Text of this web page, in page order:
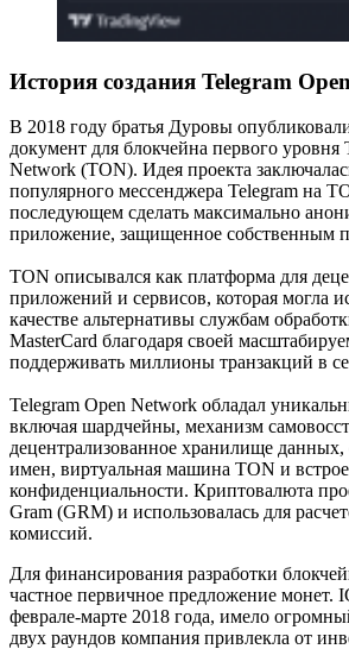
История создания Telegram
В 2018 году братья Дуровы
документ для блокчейна первого уровня
Network (TON). Идея проекта
популярного мессенджера Telegram на
последующем сделать максимально
приложение, защищенное собственным
TON описывался как платформа для
приложений и сервисов, которая могла
качестве альтернативы службам
MasterCard благодаря своей
поддерживать миллионы транзакций в
Telegram Open Network обладал
включая шардчейны, механизм
децентрализованное хранилище
имен, виртуальная машина TON и
конфиденциальности. Криптовалюта
Gram (GRM) и использовалась для
комиссий.
Для финансирования разработки
частное первичное предложение монет.
феврале-марте 2018 года, имело
двух раундов компания привлекла от